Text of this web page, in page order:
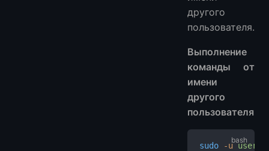
другого
пользователя.
Выполнение
команды от
имени
другого
пользователя
sudo -u